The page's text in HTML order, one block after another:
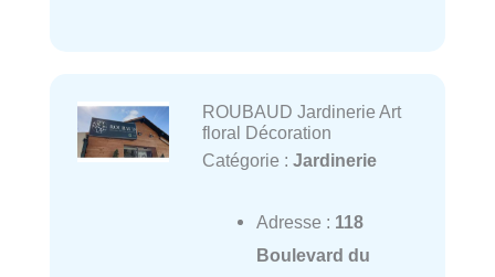
ROUBAUD Jardinerie Art
floral Décoration
Catégorie : Jardinerie
Adresse : 118
Boulevard du